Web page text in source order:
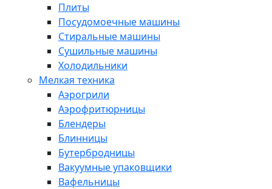
Плиты
Посудомоечные машины
Стиральные машины
Сушильные машины
Холодильники
Мелкая техника
Аэрогрили
Аэрофритюрницы
Блендеры
Блинницы
Бутербродницы
Вакуумные упаковщики
Вафельницы